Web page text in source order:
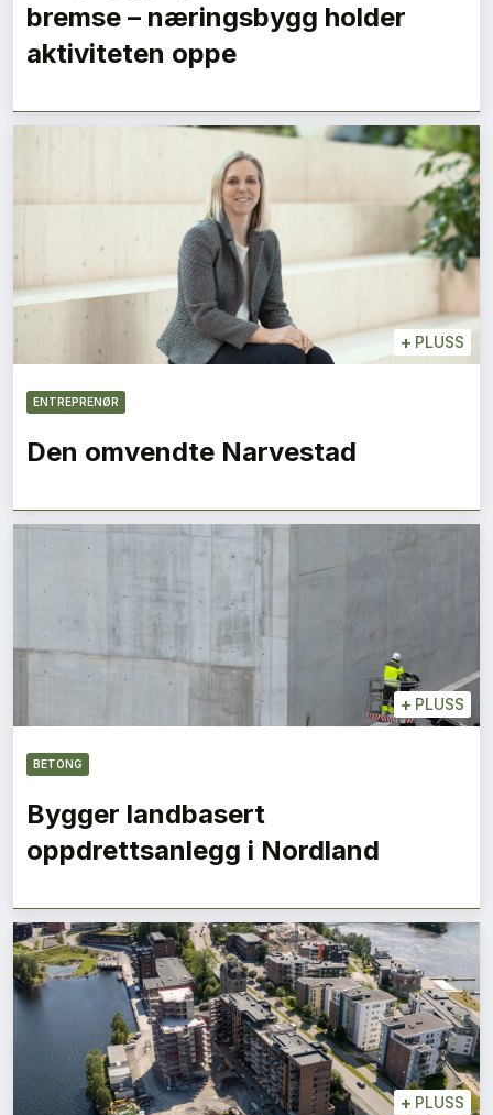
bremse – næringsbygg holder
aktiviteten oppe
+ PLUSS
ENTREPRENØR
Den omvendte Narvestad
+ PLUSS
BETONG
Bygger landbasert
oppdrettsanlegg i Nordland
+ PLUSS